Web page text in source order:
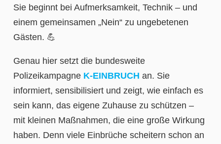
Sie beginnt bei Aufmerksamkeit, Technik – und
einem gemeinsamen „Nein“ zu ungebetenen
Gästen. 💪
Genau hier setzt die bundesweite
Polizeikampagne K-EINBRUCH an. Sie
informiert, sensibilisiert und zeigt, wie einfach es
sein kann, das eigene Zuhause zu schützen –
mit kleinen Maßnahmen, die eine große Wirkung
haben. Denn viele Einbrüche scheitern schon an